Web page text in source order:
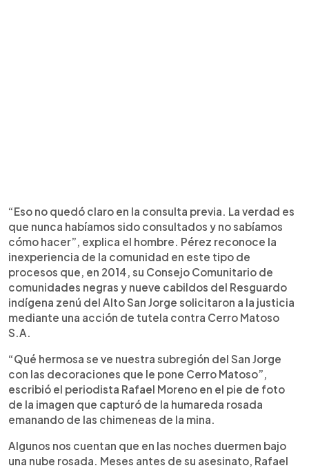
“Eso no quedó claro en la consulta previa. La verdad es
que nunca habíamos sido consultados y no sabíamos
cómo hacer”, explica el hombre. Pérez reconoce la
inexperiencia de la comunidad en este tipo de
procesos que, en 2014, su Consejo Comunitario de
comunidades negras y nueve cabildos del Resguardo
indígena zenú del Alto San Jorge solicitaron a la justicia
mediante una acción de tutela contra Cerro Matoso
S.A.
“Qué hermosa se ve nuestra subregión del San Jorge
con las decoraciones que le pone Cerro Matoso”,
escribió el periodista Rafael Moreno en el pie de foto
de la imagen que capturó de la humareda rosada
emanando de las chimeneas de la mina.
Algunos nos cuentan que en las noches duermen bajo
una nube rosada. Meses antes de su asesinato, Rafael